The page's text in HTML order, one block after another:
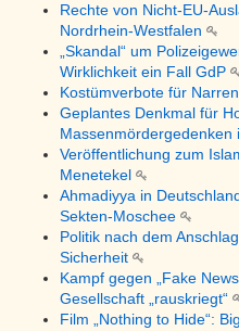
Rechte von Nicht-EU-
Nordrhein-Westfalen
„Skandal“ um
Wirklichkeit ein Fall GdP
Kostümverbote für
Geplantes Denkmal für
Massenmördergedenken
Veröffentlichung zum
Menetekel
Ahmadiyya in
Sekten-Moschee
Politik nach dem
Sicherheit
Kampf gegen „Fake
Gesellschaft „rauskriegt“
Film „Nothing to Hide“: